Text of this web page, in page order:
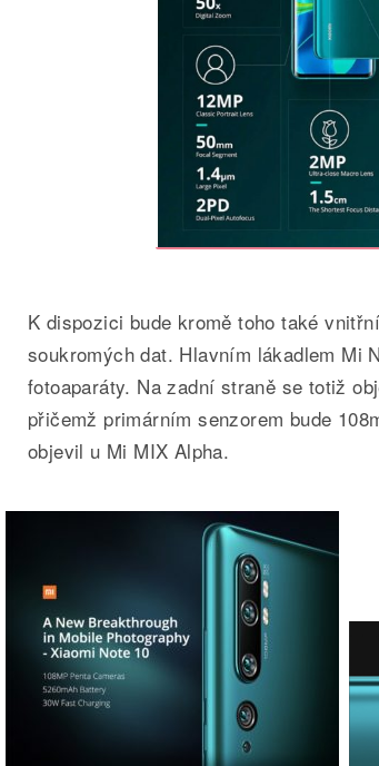
K dispozici bude kromě toho také
soukromých dat. Hlavním lákadlem Mi
fotoaparáty. Na zadní straně se totiž
přičemž primárním senzorem bude
objevil u Mi MIX Alpha.